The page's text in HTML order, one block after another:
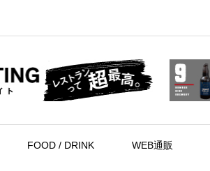
FOOD / DRINK WEB通販